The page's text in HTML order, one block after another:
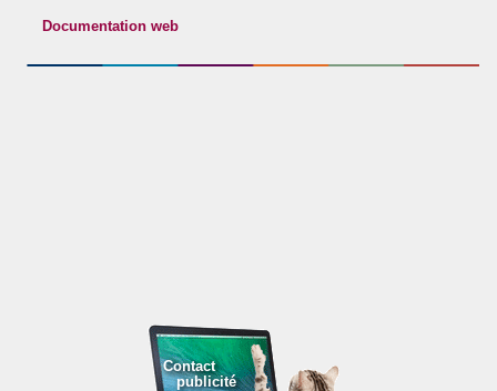
Documentation web
Contact
publicité